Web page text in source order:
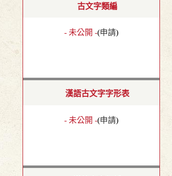
古文字類編
- 未公開 -(申請)
漢語古文字字形表
- 未公開 -(申請)